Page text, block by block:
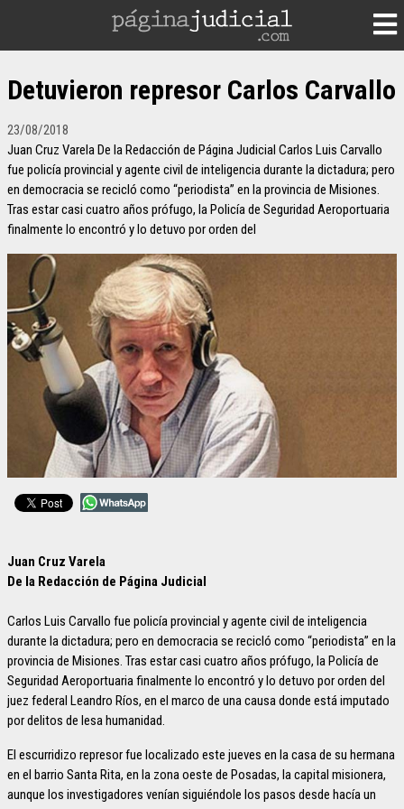
Detuvieron represor Carlos Carvallo
23/08/2018
Juan Cruz Varela De la Redacción de Página Judicial Carlos Luis Carvallo
fue policía provincial y agente civil de inteligencia durante la dictadura; pero
en democracia se recicló como “periodista” en la provincia de Misiones.
Tras estar casi cuatro años prófugo, la Policía de Seguridad Aeroportuaria
finalmente lo encontró y lo detuvo por orden del
Juan Cruz Varela
De la Redacción de Página Judicial
Carlos Luis Carvallo fue policía provincial y agente civil de inteligencia
durante la dictadura; pero en democracia se recicló como “periodista” en la
provincia de Misiones. Tras estar casi cuatro años prófugo, la Policía de
Seguridad Aeroportuaria finalmente lo encontró y lo detuvo por orden del
juez federal Leandro Ríos, en el marco de una causa donde está imputado
por delitos de lesa humanidad.
El escurridizo represor fue localizado este jueves en la casa de su hermana
en el barrio Santa Rita, en la zona oeste de Posadas, la capital misionera,
aunque los investigadores venían siguiéndole los pasos desde hacía un